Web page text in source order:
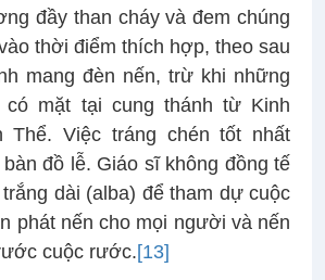
đầy than cháy và đem chúng
thời điểm thích hợp, theo sau
mang đèn nến, trừ khi những
mặt tại cung thánh từ Kinh
Thể. Việc tráng chén tốt nhất
đồ lễ. Giáo sĩ không đồng tế
dài (alba) để tham dự cuộc
phát nến cho mọi người và nến
cuộc rước.[13]